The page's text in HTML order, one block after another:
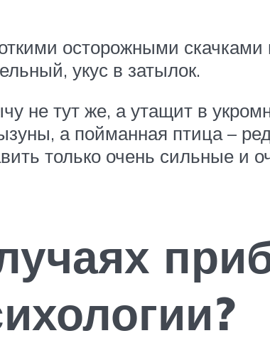
осторожными
укус в затылок.
не тут же, а утащит в
а пойманная птица –
только очень сильные и